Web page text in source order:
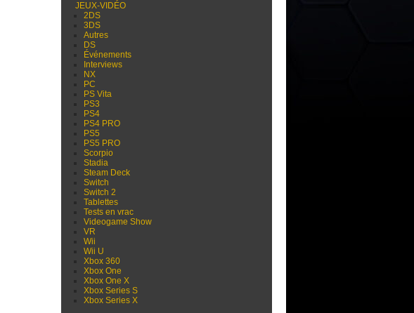
JEUX-VIDÉO
2DS
3DS
Autres
DS
Événements
Interviews
NX
PC
PS Vita
PS3
PS4
PS4 PRO
PS5
PS5 PRO
Scorpio
Stadia
Steam Deck
Switch
Switch 2
Tablettes
Tests en vrac
Videogame Show
VR
Wii
Wii U
Xbox 360
Xbox One
Xbox One X
Xbox Series S
Xbox Series X